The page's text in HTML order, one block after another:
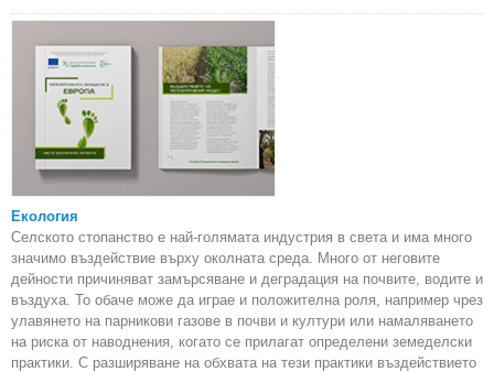
Екология
Селското стопанство е най-голямата индустрия в света и има много
значимо въздействие върху околната среда. Много от неговите
дейности причиняват замърсяване и деградация на почвите, водите и
въздуха. То обаче може да играе и положителна роля, например чрез
улавянето на парникови газове в почви и култури или намаляването
на риска от наводнения, когато се прилагат определени земеделски
практики. С разширяване на обхвата на тези практики въздействието